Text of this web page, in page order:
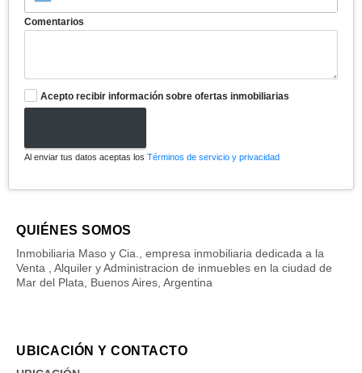
Comentarios
Acepto recibir información sobre ofertas inmobiliarias
Al enviar tus datos aceptas los Términos de servicio y privacidad
QUIÉNES SOMOS
Inmobiliaria Maso y Cia., empresa inmobiliaria dedicada a la
Venta , Alquiler y Administracion de inmuebles en la ciudad de
Mar del Plata, Buenos Aires, Argentina
UBICACIÓN Y CONTACTO